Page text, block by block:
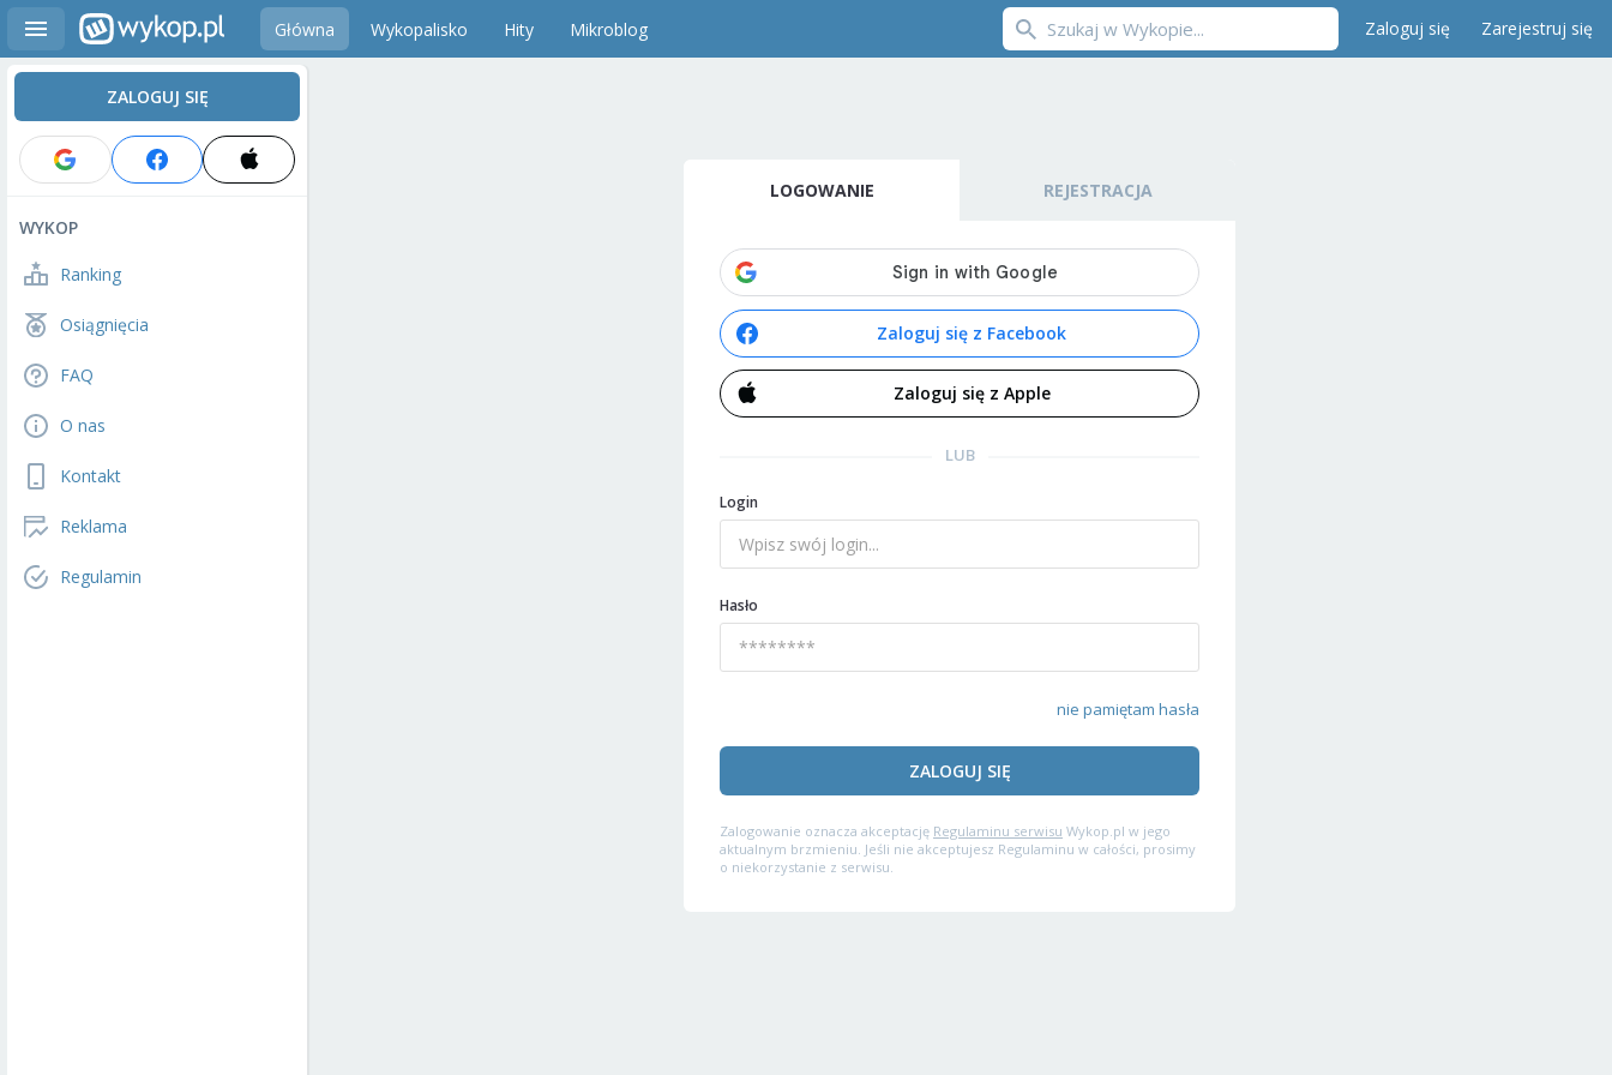
Główna Wykopalisko Hity Mikroblog Zaloguj się Zarejestruj się
ZALOGUJ SIĘ
WYKOP
Ranking
Osiągnięcia
FAQ
O nas
Kontakt
Reklama
Regulamin
LOGOWANIE REJESTRACJA
Zaloguj się z Facebook
Zaloguj się z Apple
LUB
Login
Hasło
nie pamiętam hasła
ZALOGUJ SIĘ
Zalogowanie oznacza akceptację Regulaminu serwisu Wykop.pl w jego
aktualnym brzmieniu. Jeśli nie akceptujesz Regulaminu w całości, prosimy
o niekorzystanie z serwisu.